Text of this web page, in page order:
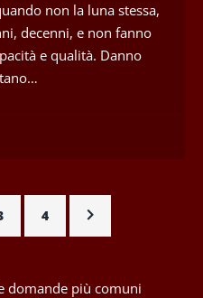
non la luna stessa,
decenni, e non fanno
e qualità. Danno
4
domande più comuni